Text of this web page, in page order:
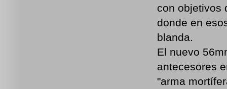
con objetivos
donde en
blanda.
El nuevo
antecesores
"arma